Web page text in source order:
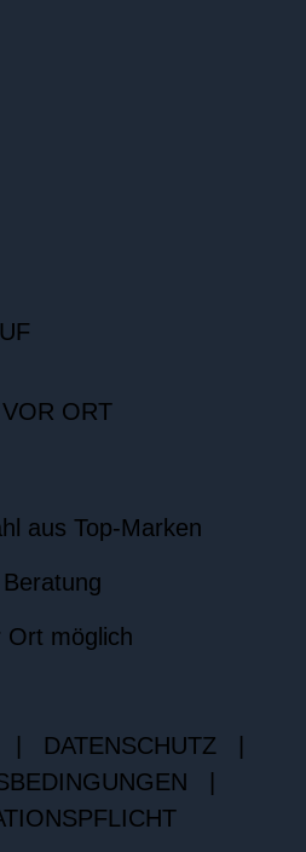
ORT
aus Top-Marken
Ort möglich
DATENSCHUTZ